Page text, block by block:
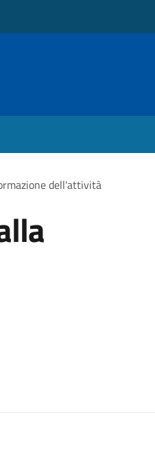
dell'attività